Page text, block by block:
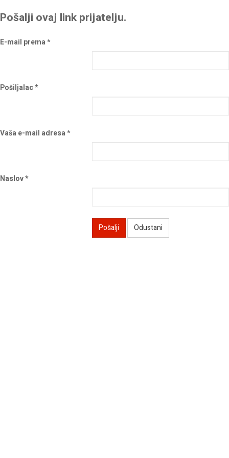
Pošalji ovaj link prijatelju.
E-mail prema*
Pošiljalac*
Vaša e-mail adresa*
Naslov*
Pošalji Odustani